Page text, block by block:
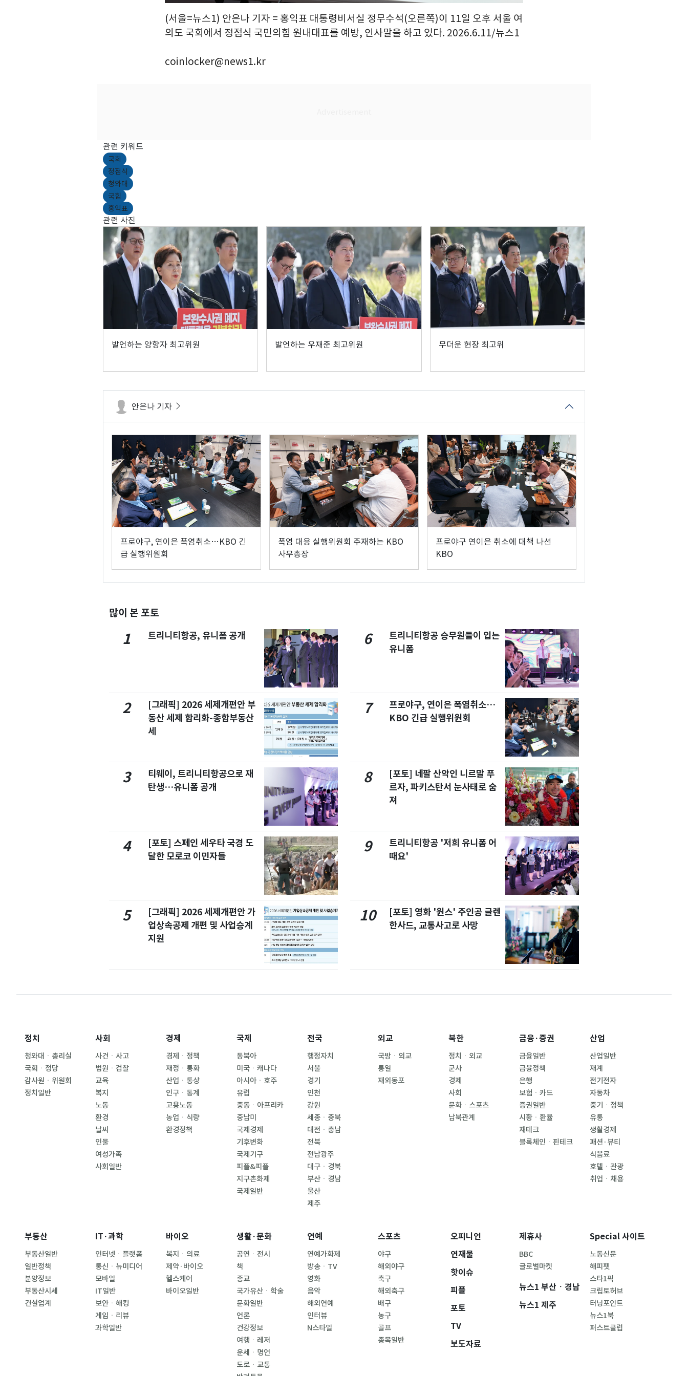
(서울=뉴스1) 안은나 기자 = 홍익표 대통령비서실 정무수석(오른쪽)이 11일 오후 서울 여
의도 국회에서 정점식 국민의힘 원내대표를 예방, 인사말을 하고 있다. 2026.6.11/뉴스1
coinlocker@news1.kr
관련 키워드
국회
정점식
청와대
국힘
홍익표
관련 사진
발언하는 양향자 최고위원 발언하는 우재준 최고위원 무더운 현장 최고위
안은나 기자
프로야구, 연이은 폭염취소…KBO 긴
급 실행위원회
폭염 대응 실행위원회 주재하는 KBO
사무총장
프로야구 연이은 취소에 대책 나선
KBO
많이 본 포토
1 트리니티항공, 유니폼 공개
2
[그래픽] 2026 세제개편안 부
동산 세제 합리화-종합부동산
세
3
티웨이, 트리니티항공으로 재
탄생…유니폼 공개
4
[포토] 스페인 세우타 국경 도
달한 모로코 이민자들
5
[그래픽] 2026 세제개편안 가
업상속공제 개편 및 사업승계
지원
6
트리니티항공 승무원들이 입는
유니폼
7
프로야구, 연이은 폭염취소…
KBO 긴급 실행위원회
8
[포토] 네팔 산악인 니르말 푸
르자, 파키스탄서 눈사태로 숨
져
9
트리니티항공 '저희 유니폼 어
때요'
10
[포토] 영화 '원스' 주인공 글렌
한사드, 교통사고로 사망
정치
청와대ㆍ총리실
국회ㆍ정당
감사원ㆍ위원회
정치일반
사회
사건ㆍ사고
법원ㆍ검찰
교육
복지
노동
환경
날씨
인물
여성가족
사회일반
경제
경제ㆍ정책
재정ㆍ통화
산업ㆍ통상
인구ㆍ통계
고용노동
농업ㆍ식량
환경정책
국제
동북아
미국ㆍ캐나다
아시아ㆍ호주
유럽
중동ㆍ아프리카
중남미
국제경제
기후변화
국제기구
피플&피플
지구촌화제
국제일반
전국
행정자치
서울
경기
인천
강원
세종ㆍ충북
대전ㆍ충남
전북
전남광주
대구ㆍ경북
부산ㆍ경남
울산
제주
외교
국방ㆍ외교
통일
재외동포
북한
정치ㆍ외교
군사
경제
사회
문화ㆍ스포츠
남북관계
금융·증권
금융일반
금융정책
은행
보험ㆍ카드
증권일반
시황ㆍ환율
재테크
블록체인ㆍ핀테크
산업
산업일반
재계
전기전자
자동차
중기ㆍ정책
유통
생활경제
패션·뷰티
식음료
호텔ㆍ관광
취업ㆍ채용
부동산
부동산일반
일반정책
분양정보
부동산시세
건설업계
IT·과학
인터넷ㆍ플랫폼
통신ㆍ뉴미디어
모바일
IT일반
보안ㆍ해킹
게임ㆍ리뷰
과학일반
바이오
복지ㆍ의료
제약·바이오
헬스케어
바이오일반
생활·문화
공연ㆍ전시
책
종교
국가유산ㆍ학술
문화일반
언론
건강정보
여행ㆍ레저
운세ㆍ명언
도로ㆍ교통
연예
연예가화제
방송ㆍTV
영화
음악
해외연예
인터뷰
N스타일
스포츠
야구
해외야구
축구
해외축구
배구
농구
골프
종목일반
오피니언
연재물
핫이슈
피플
포토
TV
보도자료
제휴사
BBC
글로벌마켓
뉴스1 부산ㆍ경남
뉴스1 제주
Special 사이트
노동신문
해피펫
스타1픽
크립토허브
터닝포인트
뉴스1북
퍼스트클럽